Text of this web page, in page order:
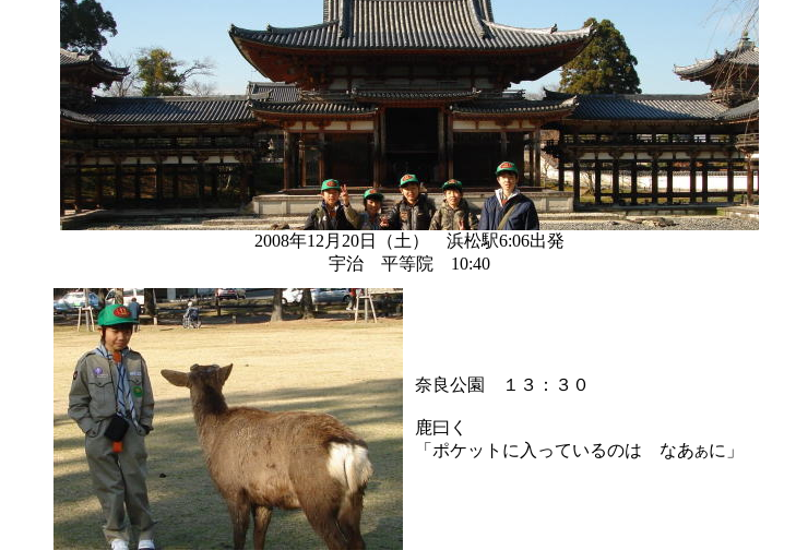
2008年12月20日（土） 浜松駅6:06出発
宇治 平等院 10:40
奈良公園 １３：３０
鹿曰く
「ポケットに入っているのは なああに」